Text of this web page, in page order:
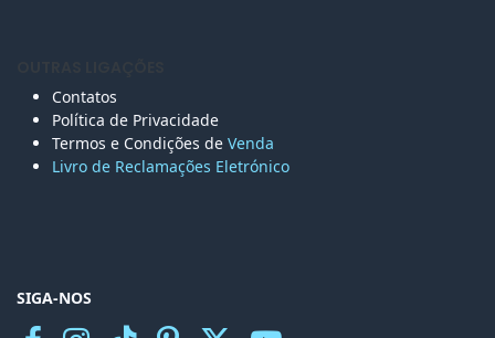
Contatos
Política de Privacidade
Termos e Condições de Venda
Livro de Reclamações Eletrónico
SIGA-NOS